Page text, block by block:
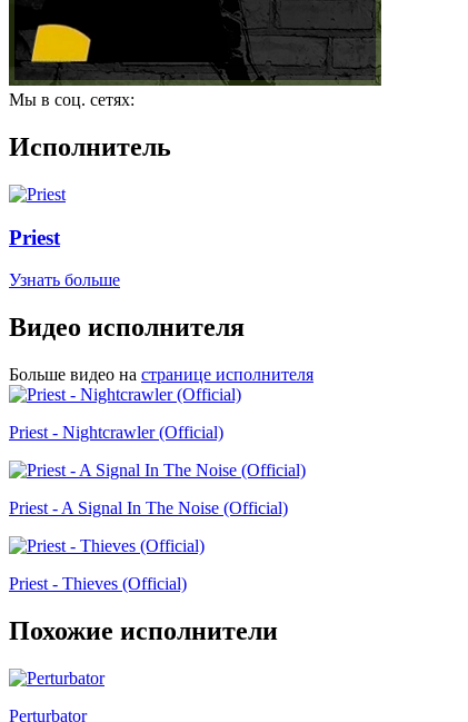
Мы в соц. сетях:
Исполнитель
Priest
Узнать больше
Видео исполнителя
Больше видео на странице исполнителя
Priest - Nightcrawler (Official)
Priest - A Signal In The Noise (Official)
Priest - Thieves (Official)
Похожие исполнители
Perturbator